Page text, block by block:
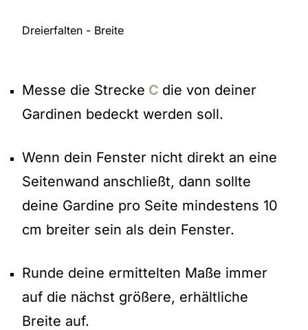
Dreierfalten - Breite
Messe die Strecke C die von deiner
Gardinen bedeckt werden soll.
Wenn dein Fenster nicht direkt an eine
Seitenwand anschließt, dann sollte
deine Gardine pro Seite mindestens 10
cm breiter sein als dein Fenster.
Runde deine ermittelten Maße immer
auf die nächst größere, erhältliche
Breite auf.